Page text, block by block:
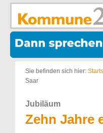
Zum
springen
Sie befinden sich hier:
Saar
Jubiläum
Zehn Jahre